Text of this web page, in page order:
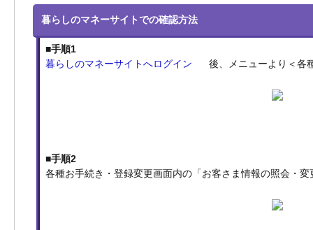
暮らしのマネーサイトでの確認方法
■手順1
暮らしのマネーサイトへログイン
後、メニューより＜各
■手順2
各種お手続き・登録変更画面内の「お客さま情報の照会・